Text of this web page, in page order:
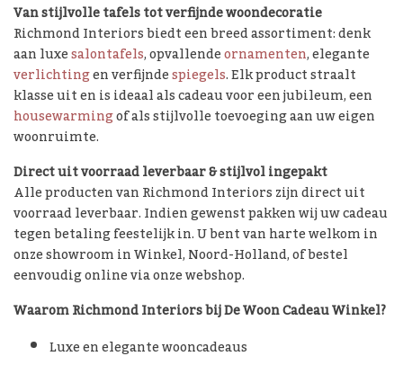
Van stijlvolle tafels tot verfijnde woondecoratie
Richmond Interiors biedt een breed assortiment: denk
aan luxesalontafels, opvallendeornamenten, elegante
verlichtingen verfijndespiegels. Elk product straalt
klasse uit en is ideaal als cadeau voor een jubileum, een
housewarmingof als stijlvolle toevoeging aan uw eigen
woonruimte.
Direct uit voorraad leverbaar & stijlvol ingepakt
Alle producten van Richmond Interiors zijn direct uit
voorraad leverbaar. Indien gewenst pakken wij uw cadeau
tegen betaling feestelijk in. U bent van harte welkom in
onze showroom in Winkel, Noord-Holland, of bestel
eenvoudig online via onze webshop.
Waarom Richmond Interiors bij De Woon Cadeau Winkel?
Luxe en elegante wooncadeaus